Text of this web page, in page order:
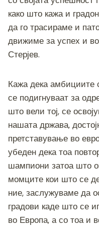
како што кажа и
да го трасираме и
движиме за успех и во
Стерјев.
Кажа дека амбициите
се подигнуваат за
што вели тој, се
нашата држава,
претставување во
убеден дека тоа
шампиони затоа што
момците кои што се
ние, заслужуваме да
градови каде што се
во Европа, а со тоа и